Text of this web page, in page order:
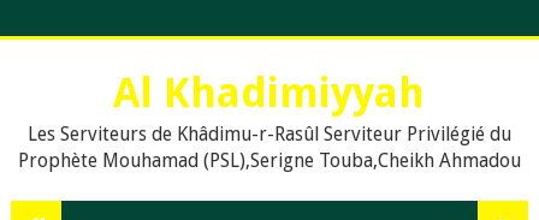
Al Khadimiyyah
Les Serviteurs de Khâdimu-r-Rasûl Serviteur Privilégié du
Prophète Mouhamad (PSL),Serigne Touba,Cheikh Ahmadou
le prophète Muḥammad (psl),,Dieu, La prière en islam,